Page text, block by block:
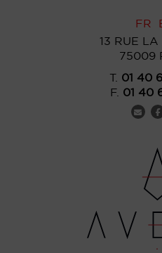
FR
13 RUE LA
75009
T. 01 40
F. 01 40